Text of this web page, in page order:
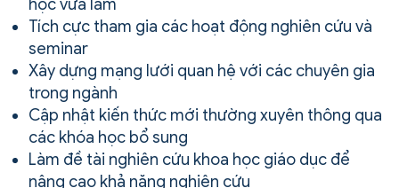
học vừa làm
Tích cực tham gia các hoạt động nghiên cứu và
seminar
Xây dựng mạng lưới quan hệ với các chuyên gia
trong ngành
Cập nhật kiến thức mới thường xuyên thông qua
các khóa học bổ sung
Làm đề tài nghiên cứu khoa học giáo dục để
nâng cao khả năng nghiên cứu